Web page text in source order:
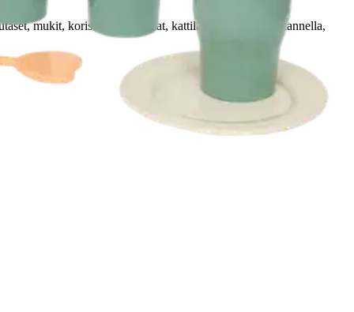
mukit, koristeelliset lusikat, kattilan läpinäkyvällä kannella,